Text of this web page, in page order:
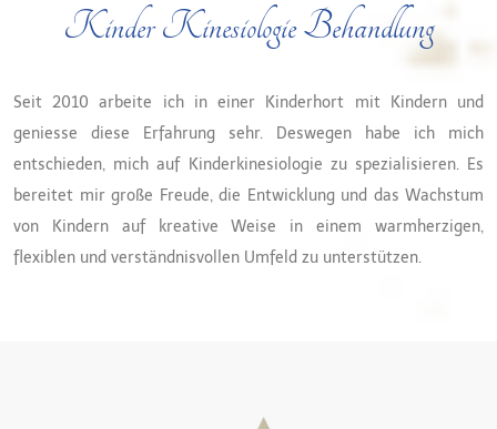
Kinder Kinesiologie Behandlung
Seit 2010 arbeite ich in einer Kinderhort mit Kindern und
geniesse diese Erfahrung sehr. Deswegen habe ich mich
entschieden, mich auf Kinderkinesiologie zu spezialisieren. Es
bereitet mir große Freude, die Entwicklung und das Wachstum
von Kindern auf kreative Weise in einem warmherzigen,
flexiblen und verständnisvollen Umfeld zu unterstützen.